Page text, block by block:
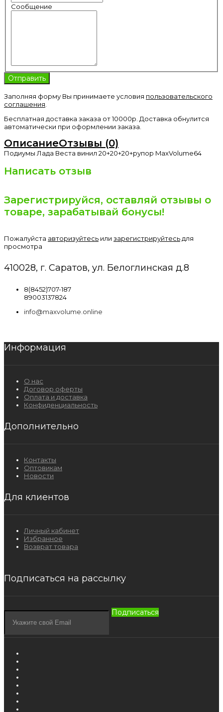
Сообщение
Заполняя форму Вы принимаете условия пользовательского
соглашения
Бесплатная доставка заказа от 10000р. Доставка обнулится
автоматически при оформлении заказа.
ОписаниеОтзывы (0)
Подиумы Лада Веста винил 20+20+20+рупор MaxVolume64
Написать отзыв
Зарегистрируйся, оставляй отзывы о
товаре, зарабатывай бонусы!
Пожалуйста авторизуйтесь или зарегистрируйтесь для
просмотра
410028, г. Саратов, ул. Белоглинская д.8
8(8452)707-187
89003137824
info@maxvolume.online
Информация
О нас
Договор оферты
Оплата и доставка
Конфиденциальность
Дополнительно
Контакты
Оптовикам
Новости
Для клиентов
Личный кабинет
Избранное
Возврат товара
Подписаться на рассылку
Подписаться